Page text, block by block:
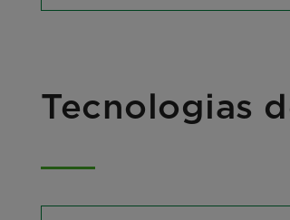
Tecnologias